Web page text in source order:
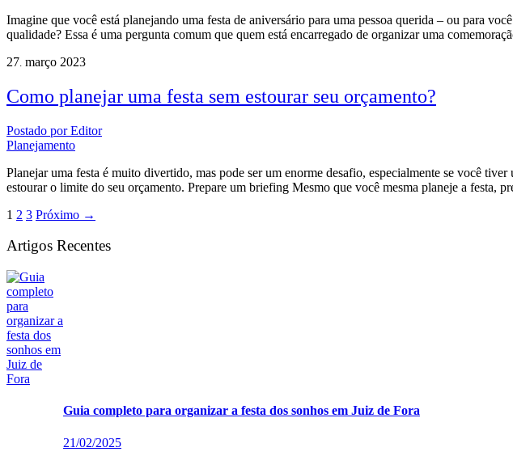
Imagine que você está planejando uma festa de aniversário para uma pessoa querida – ou para
qualidade? Essa é uma pergunta comum que quem está encarregado de organizar uma
27 março 2023
Como planejar uma festa sem estourar seu orçamento?
Postado porEditor
Planejamento
Planejar uma festa é muito divertido, mas pode ser um enorme desafio, especialmente se você
estourar o limite do seu orçamento. Prepare um briefing Mesmo que você mesma planeje a festa,
1 2 3 Próximo →
Artigos Recentes
Guia completo para organizar a festa dos sonhos em Juiz de Fora
21/02/2025